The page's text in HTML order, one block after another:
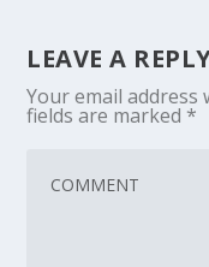
LEAVE A
Your email address
fields are marked *